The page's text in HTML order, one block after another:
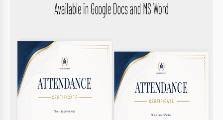
korrekt ist.
4 Korrigiere alle Textfehler vor der Verteilung.
FAQ
Ist diese Vorlage mit anderen Formaten kompatibel?
Nein, sie ist nur mit Google Docs und Microsoft Word